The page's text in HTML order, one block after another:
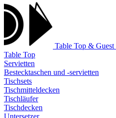
Table Top &
Table Top
Servietten
Bestecktaschen und -servietten
Tischsets
Tischmitteldecken
Tischläufer
Tischdecken